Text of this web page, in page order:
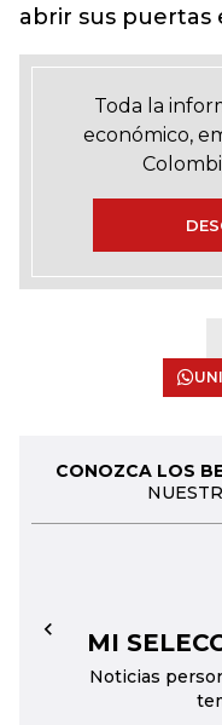
abrir sus puertas
Toda la
económico,
CONOZCA LOS
MI
Noticias
←